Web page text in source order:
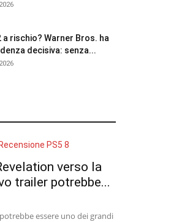
a rischio? Warner Bros. ha
decisiva: senza...
verso la
trailer potrebbe...
essere uno dei grandi